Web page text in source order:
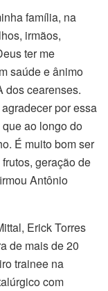
família, na
irmãos,
ter me
saúde e ânimo
dos cearenses.
por essa
ao longo do
É muito bom ser
geração de
Antônio
Erick Torres
de mais de 20
trainee na
com